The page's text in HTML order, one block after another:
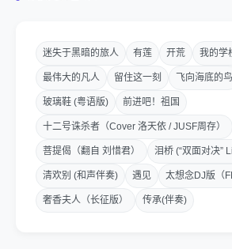
于是我
nobody can
飞蛾扑火那些犯人全部押往审判神
迷失于黑暗的旅人 有莲 开荒 我的学
最伟大的凡人 留住这一刻 飞向海底的鸟
玻璃鞋 (粤语版) 前进吧！祖国
十二号诛杀者（Cover 洛天依 / JUSF周存）
菩提偈（翻自 刘惜君） 泪桥 (“双面对决”
清欢别 (和声伴奏) 遇见 太想念DJ版（
奢香夫人（长征版） 传承(伴奏)